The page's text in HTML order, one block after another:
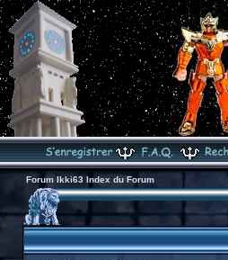
Forum Ikki63 Index du Forum